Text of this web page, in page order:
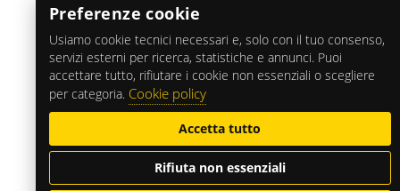
Preferenze cookie
Usiamo cookie tecnici necessari e, solo con il tuo consenso,
servizi esterni per ricerca, statistiche e annunci. Puoi
accettare tutto, rifiutare i cookie non essenziali o scegliere
per categoria. Cookie policy
Accetta tutto
Rifiuta non essenziali